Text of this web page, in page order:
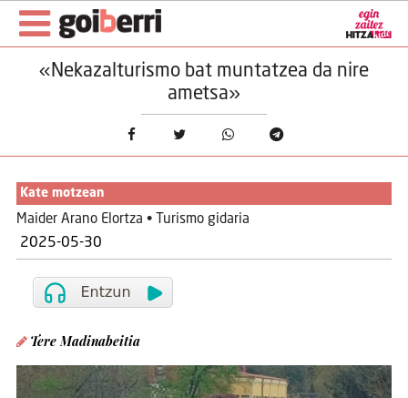
«Nekazalturismo bat muntatzea da nire
ametsa»
Kate motzean
Maider Arano Elortza • Turismo gidaria
2025-05-30
Tere Madinabeitia